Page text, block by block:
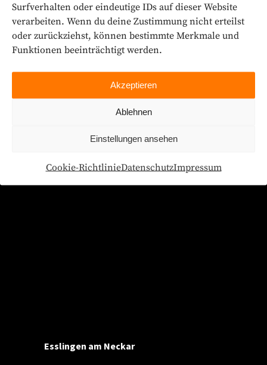
Surfverhalten oder eindeutige IDs auf dieser Website
verarbeiten. Wenn du deine Zustimmung nicht erteilst
oder zurückziehst, können bestimmte Merkmale und
Funktionen beeinträchtigt werden.
Akzeptieren
Ablehnen
Einstellungen ansehen
Cookie-RichtlinieDatenschutzImpressum
Wie nachhaltig ist Ihr
Unternehmen?
27. Januar 2023
Esslingen am Neckar